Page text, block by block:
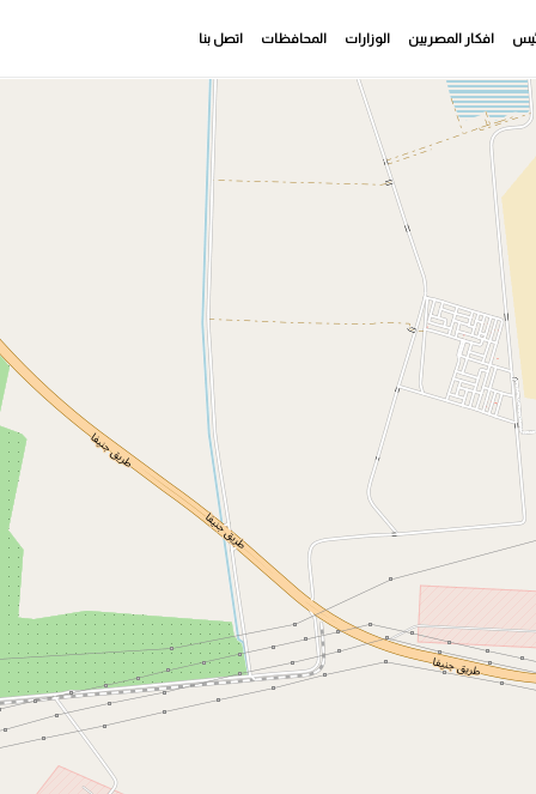
افكار المصريين الوزارات المحافظات اتصل بنا